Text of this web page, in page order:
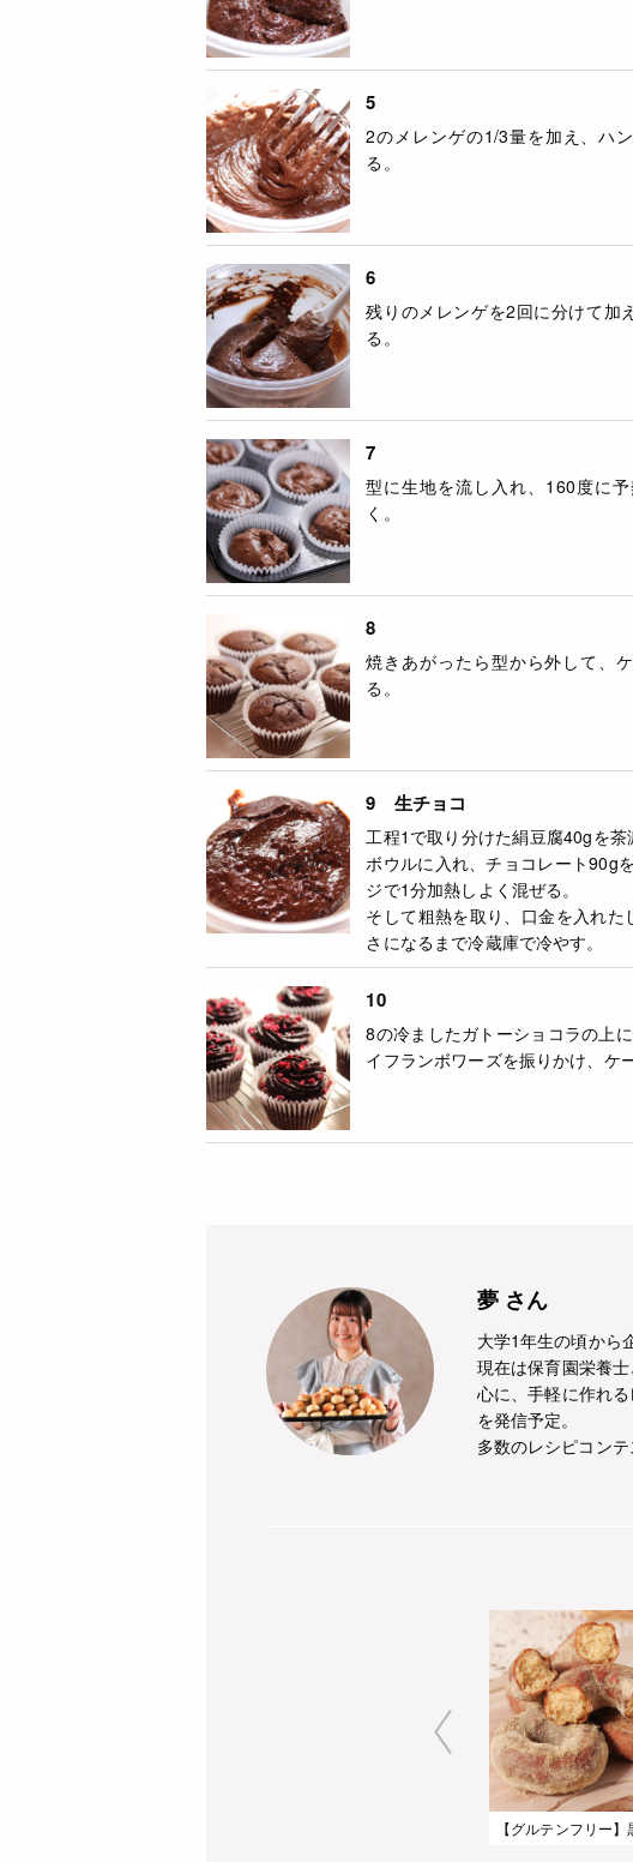
5
2のメレンゲの1/3量を加え、ハ
る。
6
残りのメレンゲを2回に分けて加
る。
7
型に生地を流し入れ、160度に
く。
8
焼きあがったら型から外して、
る。
9 生チョコ
工程1で取り分けた絹豆腐40gを
ボウルに入れ、チョコレート90g
ジで1分加熱しよく混ぜる。
そして粗熱を取り、口金を入れ
さになるまで冷蔵庫で冷やす。
10
8の冷ましたガトーショコラの上
イフランボワーズを振りかけ、ケ
夢 さん
大学1年生の頃から
現在は保育園栄養
心に、手軽に作れ
を発信予定。
多数のレシピコン